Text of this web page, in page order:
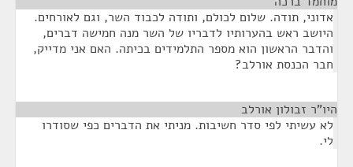
אדוני, תודה. שלום לכולם, ותודה לכבוד השר, וגם לאורחים.
היושב ראש בהערותיו לדבריו של השר מנה חמישה דברים,
והדבר הראשון הוא מספר התלמידים בכיתה. האם אני מדייק,
חבר הכנסת אורלב?
היו"ר זבולון אורלב
לא עשיתי לפי סדר חשיבות. מניתי את הדברים כפי שסודרו
לי.